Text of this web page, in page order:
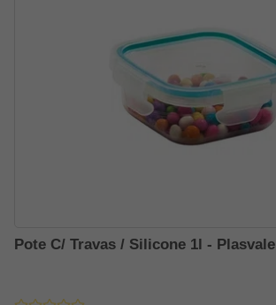
Pote C/ Travas / Silicone 1l - Plasvale